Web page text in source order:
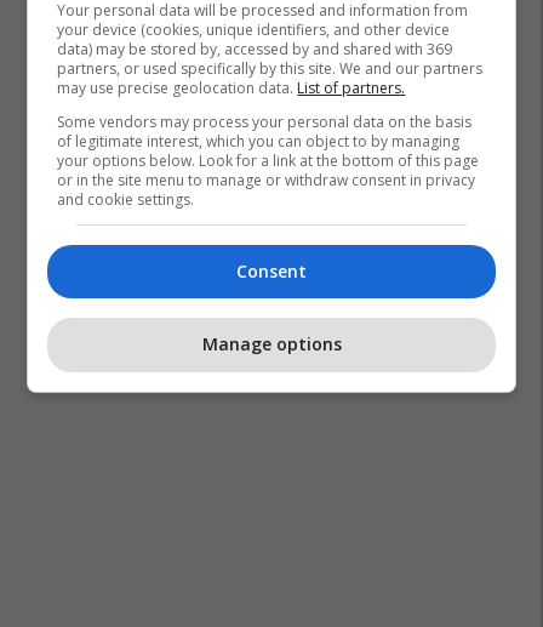
Your personal data will be processed and information from
your device (cookies, unique identifiers, and other device
data) may be stored by, accessed by and shared with 369
partners, or used specifically by this site. We and our partners
may use precise geolocation data. List of partners.
Some vendors may process your personal data on the basis
of legitimate interest, which you can object to by managing
your options below. Look for a link at the bottom of this page
or in the site menu to manage or withdraw consent in privacy
and cookie settings.
Consent
Manage options